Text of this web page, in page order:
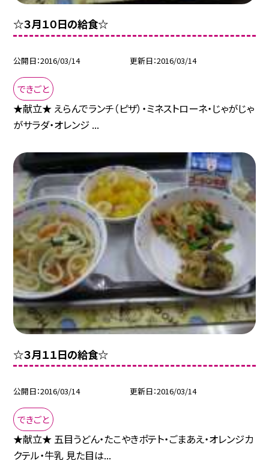
☆３月１０日の給食☆
公開日 2016/03/14 更新日 2016/03/14
できごと
★献立★ えらんでランチ（ピザ）・ミネストローネ・じゃがじゃ
がサラダ・オレンジ ...
☆３月１１日の給食☆
公開日 2016/03/14 更新日 2016/03/14
できごと
★献立★ 五目うどん・たこやきポテト・ごまあえ・オレンジカ
クテル・牛乳 見た目は...